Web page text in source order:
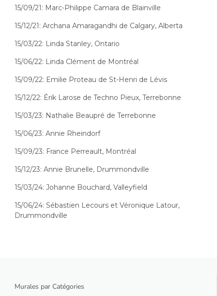
15/09/21: Marc-Philippe Camara de Blainville
15/12/21: Archana Amaragandhi de Calgary, Alberta
15/03/22: Linda Stanley, Ontario
15/06/22: Linda Clément de Montréal
15/09/22: Emilie Proteau de St-Henri de Lévis
15/12/22: Érik Larose de Techno Pieux, Terrebonne
15/03/23: Nathalie Beaupré de Terrebonne
15/06/23: Annie Rheindorf
15/09/23: France Perreault, Montréal
15/12/23: Annie Brunelle, Drummondville
15/03/24: Johanne Bouchard, Valleyfield
15/06/24: Sébastien Lecours et Véronique Latour,
Drummondville
Murales par Catégories